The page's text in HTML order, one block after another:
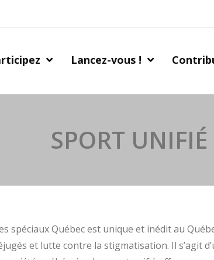
Lancez-vous !
SPORT UNIFIÉ
spéciaux Québec est unique et inédit au
et lutte contre la stigmatisation. Il s’agit